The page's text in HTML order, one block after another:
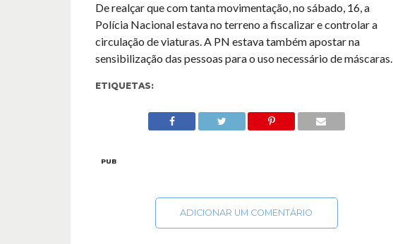
De realçar que com tanta movimentação, no sábado, 16, a
Polícia Nacional estava no terreno a fiscalizar e controlar a
circulação de viaturas. A PN estava também apostar na
sensibilização das pessoas para o uso necessário de máscaras.
ETIQUETAS:
PUB
ADICIONAR UM COMENTÁRIO